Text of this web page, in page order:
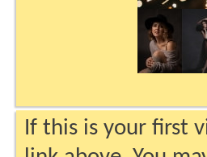
If this is your first